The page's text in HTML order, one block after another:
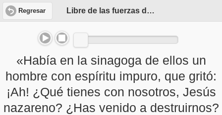
Regresar Libre de las fuerzas del mal
«Había en la sinagoga de ellos un
hombre con espíritu impuro, que gritó:
¡Ah! ¿Qué tienes con nosotros, Jesús
nazareno? ¿Has venido a destruirnos?